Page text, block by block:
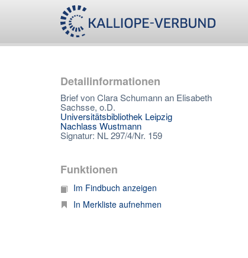
Detailinformationen
Brief von Clara Schumann an Elisabeth
Sachsse, o.D.
Universitätsbibliothek Leipzig
Nachlass Wustmann
Signatur: NL 297/4/Nr. 159
Funktionen
Im Findbuch anzeigen
In Merkliste aufnehmen